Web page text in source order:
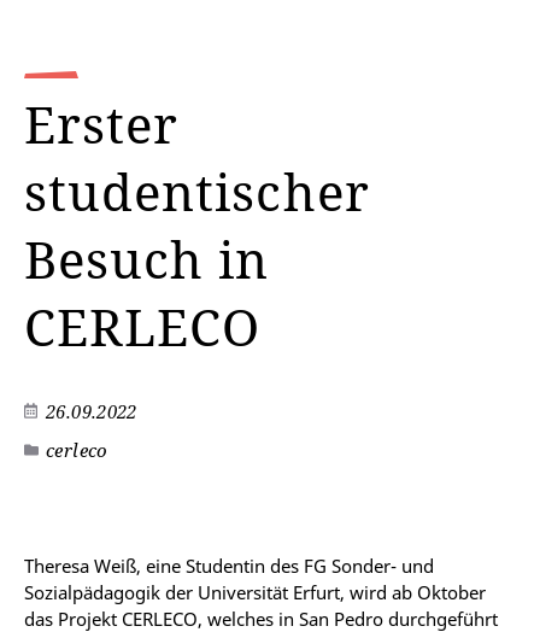
Erster
studentischer
Besuch in
CERLECO
26.09.2022
cerleco
Theresa Weiß, eine Studentin des FG Sonder- und
Sozialpädagogik der Universität Erfurt, wird ab Oktober
das Projekt CERLECO, welches in San Pedro durchgeführt